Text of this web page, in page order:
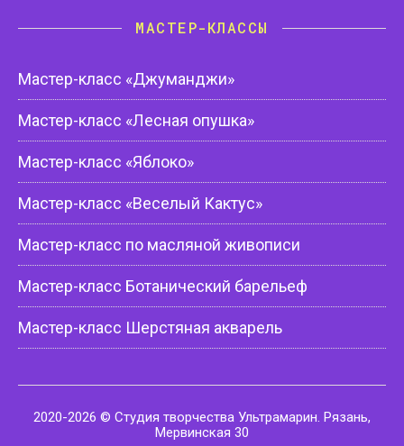
МАСТЕР-КЛАССЫ
Мастер-класс «Джуманджи»
Мастер-класс «Лесная опушка»
Мастер-класс «Яблоко»
Мастер-класс «Веселый Кактус»
Мастер-класс по масляной живописи
Мастер-класс Ботанический барельеф
Мастер-класс Шерстяная акварель
2020-2026 © Студия творчества Ультрамарин. Рязань,
Мервинская 30